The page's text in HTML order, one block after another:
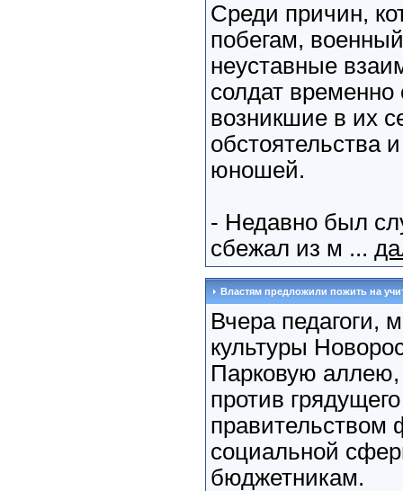
Среди причин,
побегам,
неуставные
солдат временно
возникшие в их
обстоятельства
юношей.
- Недавно был
сбежал из м ...
Властям предложили пожить на
Вчера педагоги,
культуры
Парковую аллею,
против
правительством
социальной
бюджетникам.